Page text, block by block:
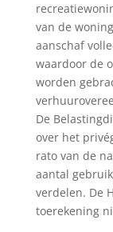
van de
aanschaf
waardoor de
worden
De
over het
rato van de
aantal
verdelen. De
toerekening